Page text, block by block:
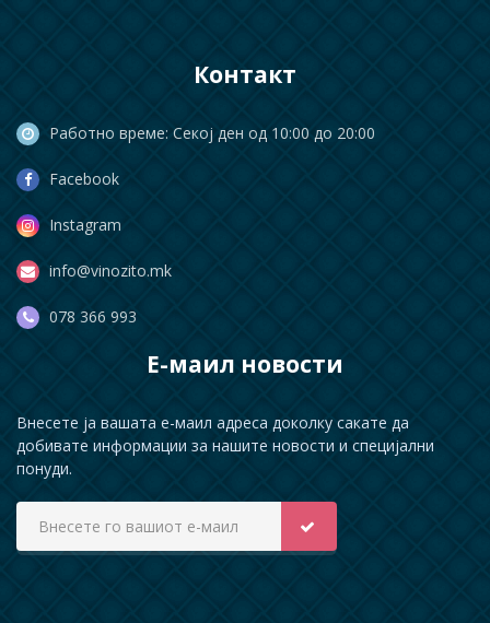
Контакт
Работно време: Секој ден од 10:00 до 20:00
Facebook
Instagram
info@vinozito.mk
078 366 993
Е-маил новости
Внесете ја вашата е-маил адреса доколку сакате да
добивате информации за нашите новости и специјални
понуди.